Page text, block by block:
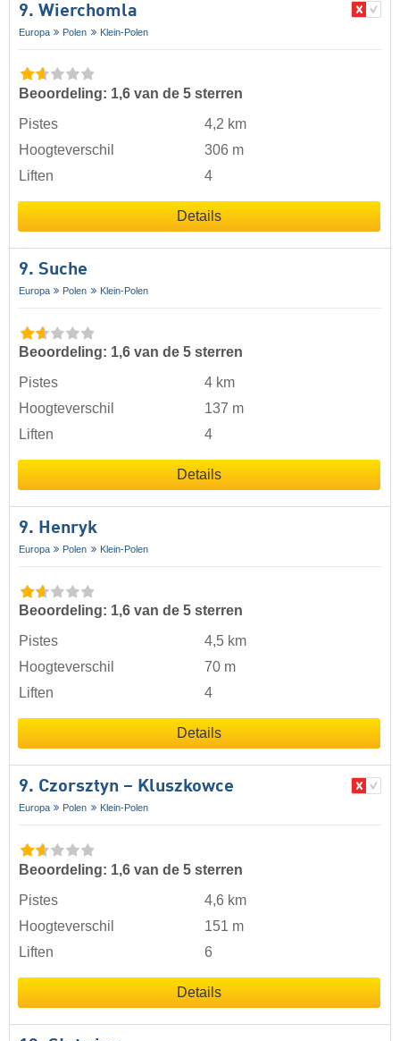
9. Wierchomla
Europa Polen Klein-Polen
Beoordeling: 1,6 van de 5 sterren
Pistes
4,2 km
Hoogteverschil
306 m
Liften
4
Details
9. Suche
Europa Polen Klein-Polen
Beoordeling: 1,6 van de 5 sterren
Pistes
4 km
Hoogteverschil
137 m
Liften
4
Details
9. Henryk
Europa Polen Klein-Polen
Beoordeling: 1,6 van de 5 sterren
Pistes
4,5 km
Hoogteverschil
70 m
Liften
4
Details
9. Czorsztyn – Kluszkowce
Europa Polen Klein-Polen
Beoordeling: 1,6 van de 5 sterren
Pistes
4,6 km
Hoogteverschil
151 m
Liften
6
Details